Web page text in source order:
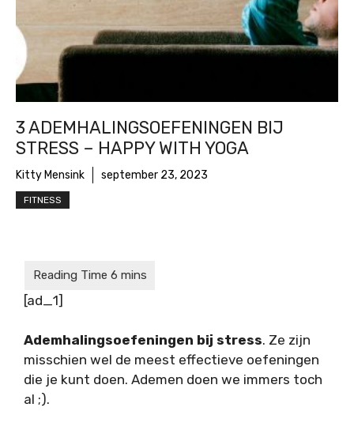
3 ADEMHALINGSOEFENINGEN BIJ
STRESS – HAPPY WITH YOGA
Kitty Mensink september 23, 2023
FITNESS
[ad_1]
Ademhalingsoefeningen bij stress. Ze zijn
misschien wel de meest effectieve oefeningen
die je kunt doen. Ademen doen we immers toch
al ;).